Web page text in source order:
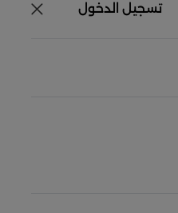
تسجيل الدخول